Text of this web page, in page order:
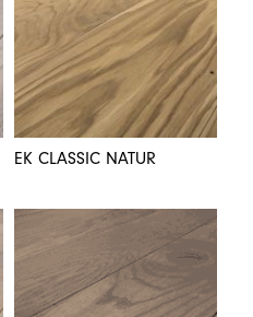
EK CLASSIC NATUR